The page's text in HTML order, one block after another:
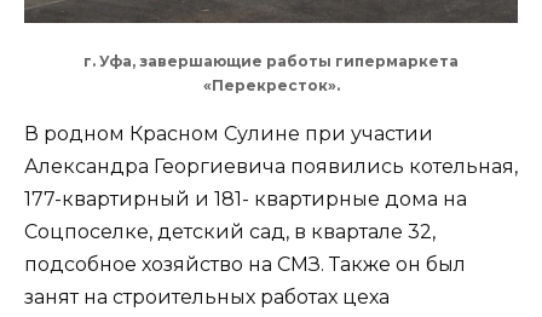
г. Уфа, завершающие работы гипермаркета
«Перекресток».
В родном Красном Сулине при участии
Александра Георгиевича появились котельная,
177-квартирный и 181- квартирные дома на
Соцпоселке, детский сад, в квартале 32,
подсобное хозяйство на СМЗ. Также он был
занят на строительных работах цеха